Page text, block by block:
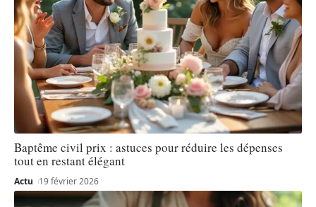
Baptême civil prix : astuces pour réduire les dépenses
tout en restant élégant
Actu 19 février 2026